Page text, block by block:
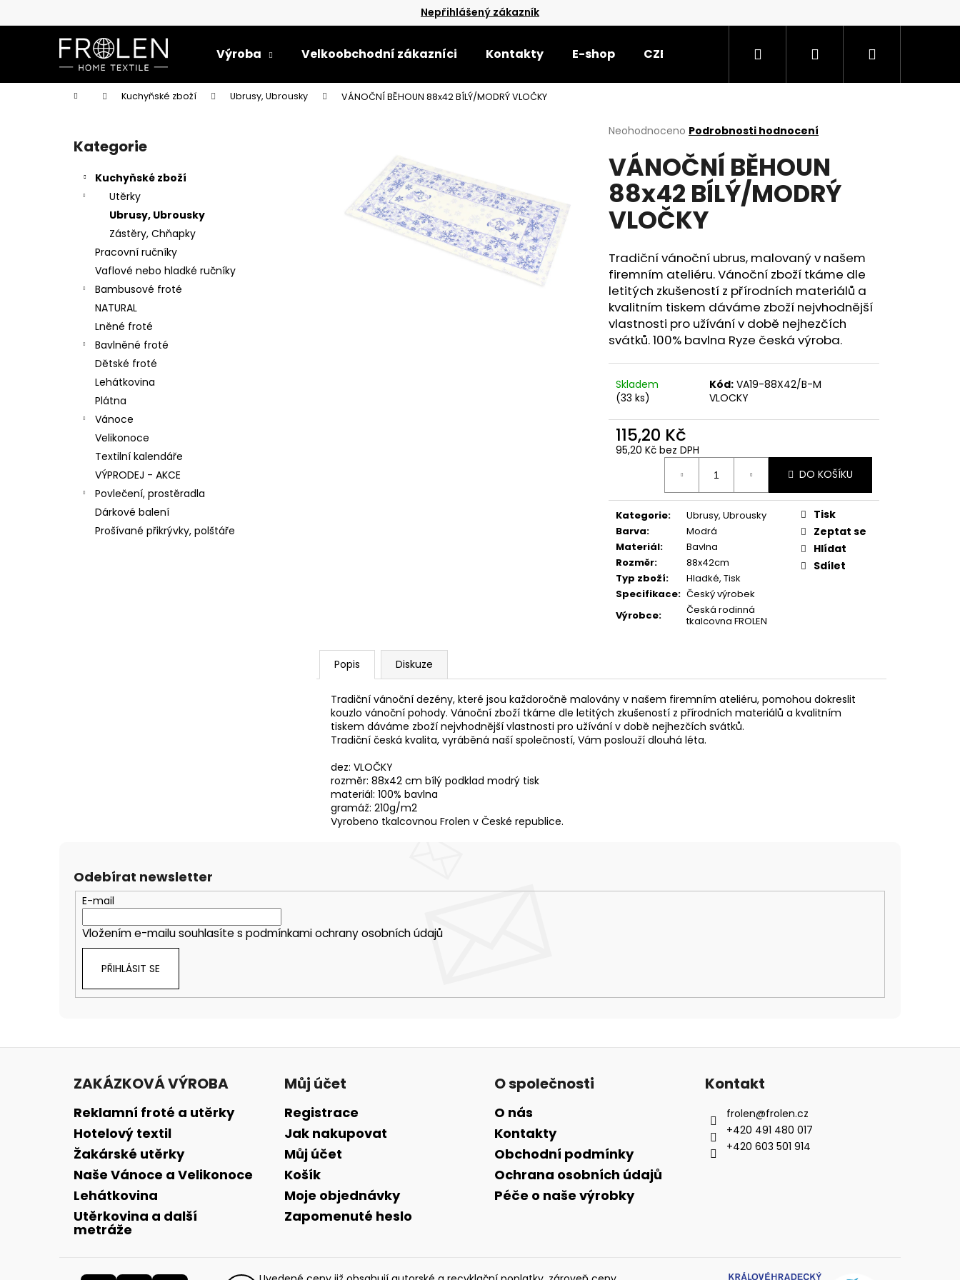
Nepřihlášený zákazník
Výroba Velkoobchodní zákazníci Kontakty E-shop CZE Hledat PřihlášeníNákupní
Domů Kuchyňské zboží Ubrusy, Ubrousky VÁNOČNÍ BĚHOUN 88x42 BÍLÝ/MODRÝ VLOČKY
Přeskočit
kategorie
Kategorie
Kuchyňské zboží
Utěrky
Ubrusy, Ubrousky
Zástěry, Chňapky
Pracovní ručníky
Vaflové nebo hladké ručníky
Bambusové froté
NATURAL
Lněné froté
Bavlněné froté
Dětské froté
Lehátkovina
Plátna
Vánoce
Velikonoce
Textilní kalendáře
VÝPRODEJ - AKCE
Povlečení, prostěradla
Dárkové balení
Prošívané přikrývky, polštáře
Průměrné
produktu
je
0,0
z
5
hvězdiček.
Neohodnoceno Podrobnosti hodnocení
VÁNOČNÍ BĚHOUN
88x42 BÍLÝ/MODRÝ
VLOČKY
Tradiční vánoční ubrus, malovaný v našem
firemním ateliéru. Vánoční zboží tkáme dle
letitých zkušeností z přírodních materiálů a
kvalitním tiskem dáváme zboží nejvhodnější
vlastnosti pro užívání v době nejhezčích
svátků. 100% bavlna Ryze česká výroba.
Skladem
(33 ks)
Kód: VA19-88X42/B-M
VLOCKY
115,20 Kč
95,20 Kč bez DPH
DO KOŠÍKU
Kategorie:
Ubrusy, Ubrousky
Barva:
Modrá
Materiál:
Bavlna
Rozměr:
88x42cm
Typ zboží:
Hladké, Tisk
Specifikace: Český výrobek
Výrobce:
Česká rodinná
tkalcovna FROLEN
Tisk
Zeptat se
Hlídat
Sdílet
Popis Diskuze
Tradiční vánoční dezény, které jsou každoročně malovány v našem firemním ateliéru, pomohou dokreslit
kouzlo vánoční pohody. Vánoční zboží tkáme dle letitých zkušeností z přírodních materiálů a kvalitním
tiskem dáváme zboží nejvhodnější vlastnosti pro užívání v době nejhezčích svátků.
Tradiční česká kvalita, vyráběná naší společností, Vám poslouží dlouhá léta.
dez: VLOČKY
rozměr: 88x42 cm bílý podklad modrý tisk
materiál: 100% bavlna
gramáž: 210g/m2
Vyrobeno tkalcovnou Frolen v České republice.
o
k
Zpět
Zpět
Co potřebujete najít?
Doporučujeme
RUČNÍK HLADKÝ PASTELOVÝ
137,20 Kč
OSUŠKA HLADKÁ PASTELOVÁ
264,30 Kč
Odebírat newsletter
E-mail
Vložením e-mailu souhlasíte s podmínkami ochrany osobních údajů
PŘIHLÁSIT SE
ZAKÁZKOVÁ VÝROBA
Reklamní froté a utěrky
Hotelový textil
Žakárské utěrky
Naše Vánoce a Velikonoce
Lehátkovina
Utěrkovina a další
metráže
Můj účet
Registrace
Jak nakupovat
Můj účet
Košík
Moje objednávky
Zapomenuté heslo
O společnosti
O nás
Kontakty
Obchodní podmínky
Ochrana osobních údajů
Péče o naše výrobky
Kontakt
frolen@frolen.cz
+420 491 480 017
+420 603 501 914